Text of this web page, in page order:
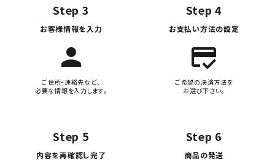
Step 3
お客様情報を入力
person
ご住所・連絡先など、
必要な情報を入力します。
Step 4
お支払い方法の設定
credit_score
ご希望の決済方法を
お選び下さい。
Step 5
内容を再確認し完了
Step 6
商品の発送